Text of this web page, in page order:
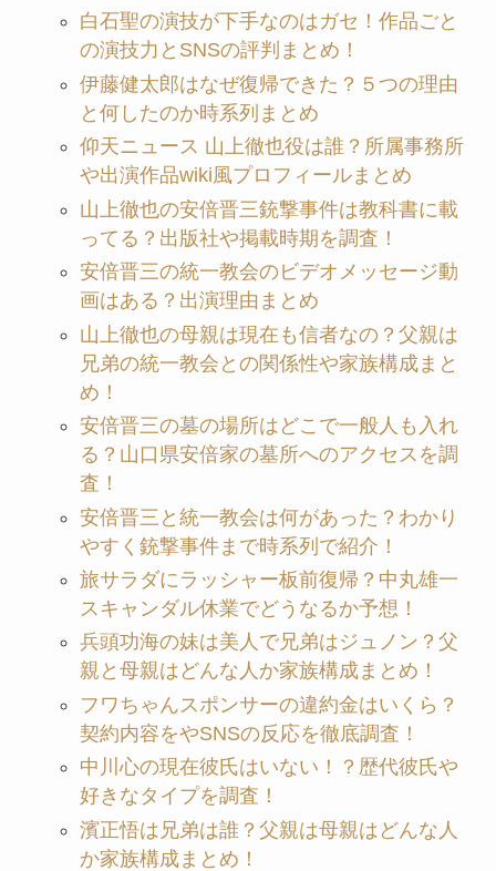
白石聖の演技が下手なのはガセ！作品ごと
の演技力とSNSの評判まとめ！
伊藤健太郎はなぜ復帰できた？５つの理由
と何したのか時系列まとめ
仰天ニュース 山上徹也役は誰？所属事務所
や出演作品wiki風プロフィールまとめ
山上徹也の安倍晋三銃撃事件は教科書に載
ってる？出版社や掲載時期を調査！
安倍晋三の統一教会のビデオメッセージ動
画はある？出演理由まとめ
山上徹也の母親は現在も信者なの？父親は
兄弟の統一教会との関係性や家族構成まと
め！
安倍晋三の墓の場所はどこで一般人も入れ
る？山口県安倍家の墓所へのアクセスを調
査！
安倍晋三と統一教会は何があった？わかり
やすく銃撃事件まで時系列で紹介！
旅サラダにラッシャー板前復帰？中丸雄一
スキャンダル休業でどうなるか予想！
兵頭功海の妹は美人で兄弟はジュノン？父
親と母親はどんな人か家族構成まとめ！
フワちゃんスポンサーの違約金はいくら？
契約内容をやSNSの反応を徹底調査！
中川心の現在彼氏はいない！？歴代彼氏や
好きなタイプを調査！
濱正悟は兄弟は誰？父親は母親はどんな人
か家族構成まとめ！